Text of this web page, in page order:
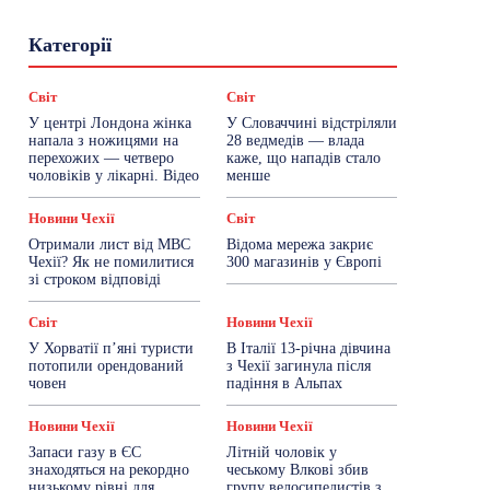
КатегоріїГастрогід
Знай Чехію
Новини Чехії
Політика
Поради Робота
Сад та город
Світ
Спорт ТехноМанія
Топ-новини
Фоторепортаж
Більше
Світ
У центрі Лондона жінка
напала з ножицями на
перехожих — четверо
чоловіків у лікарні. Відео
Світ
У Словаччині відстріляли
28 ведмедів — влада
каже, що нападів стало
менше
Новини Чехії
Отримали лист від МВС
Чехії? Як не помилитися
зі строком відповіді
Світ
Відома мережа закриє
300 магазинів у Європі
Світ
У Хорватії пʼяні туристи
потопили орендований
човен
Новини Чехії
В Італії 13-річна дівчина
з Чехії загинула після
падіння в Альпах
Новини Чехії
Запаси газу в ЄС
знаходяться на рекордно
Новини Чехії
Літній чоловік у
чеському Влкові збив